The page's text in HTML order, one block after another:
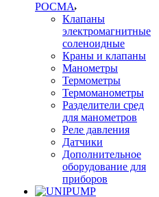
РОСМА
Клапаны
электромагнитные
соленоидные
Краны и клапаны
Манометры
Термометры
Термоманометры
Разделители сред
для манометров
Реле давления
Датчики
Дополнительное
оборудование для
приборов